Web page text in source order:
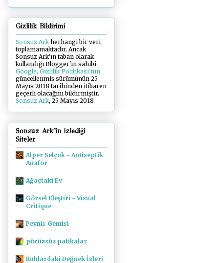
Gizlilik Bildirimi
Sonsuz Arkherhangi bir veri
toplamamaktadır. Ancak
Sonsuz Ark'ın taban olarak
kullandığı Blogger'ın sahibi
Google, Gizlilik Politikası'nın
güncellenmiş sürümünün 25
Mayıs 2018 tarihinden itibaren
geçerli olacağını bildirmiştir.
Sonsuz Ark, 25 Mayıs 2018
Sonsuz Ark'in izlediği
Siteler
Alper Selçuk - Antiseptik
Anafor
Ağaçtaki Ev
Görsel Eleştiri - Visual
Critique
Peynir Gemisi
pürüzsüz patikalar
Ruhlardaki Değnek İzleri